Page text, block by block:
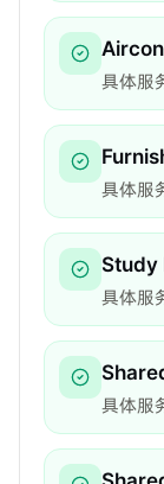
Aircon
具体服
具体服
Study
具体服
具体服